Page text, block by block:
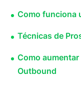
Como funciona
Técnicas de
Como
Outbound